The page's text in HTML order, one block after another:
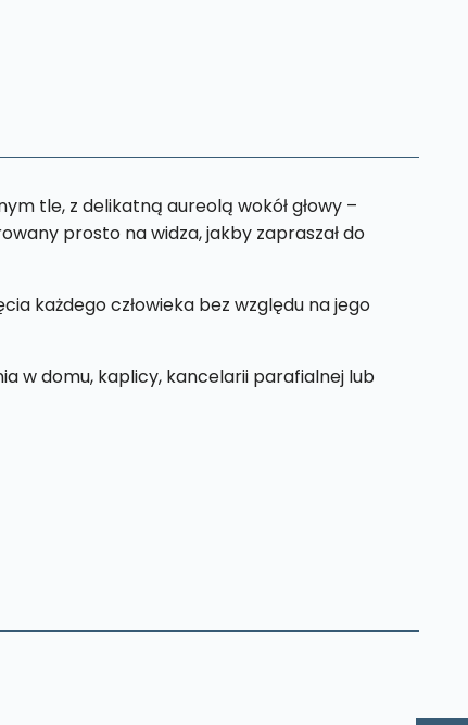
tle, z delikatną aureolą wokół głowy –
prosto na widza, jakby zapraszał do
każdego człowieka bez względu na jego
w domu, kaplicy, kancelarii parafialnej lub